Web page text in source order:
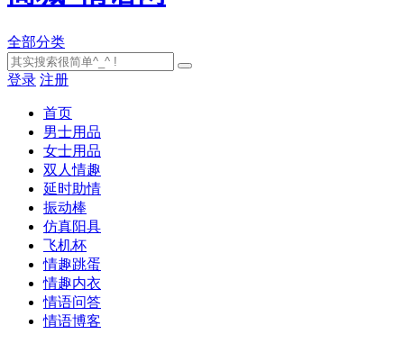
全部分类
登录 注册
首页
男士用品
女士用品
双人情趣
延时助情
振动棒
仿真阳具
飞机杯
情趣跳蛋
情趣内衣
情语问答
情语博客